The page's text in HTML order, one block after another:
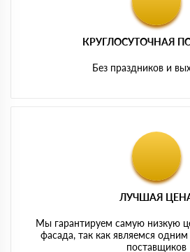
КРУГЛОСУТОЧНАЯ
Без праздников и
ЛУЧШАЯ
Мы гарантируем самую низкую
фасада, так как являемся
поставщиков